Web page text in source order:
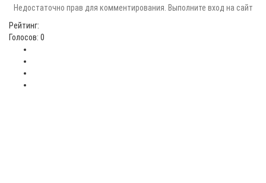
Недостаточно прав для комментирования. Выполните вход на сайт
Рейтинг:
Голосов: 0